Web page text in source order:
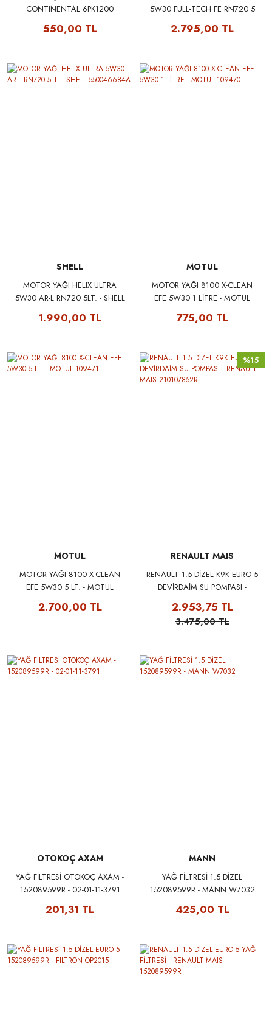
CONTINENTAL 6PK1200
550,00 TL
5W30 FULL-TECH FE RN720 5
2.795,00 TL
SHELL
MOTOR YAĞI HELIX ULTRA
5W30 AR-L RN720 5LT. - SHELL
1.990,00 TL
MOTUL
MOTOR YAĞI 8100 X-CLEAN
EFE 5W30 1 LİTRE - MOTUL
775,00 TL
MOTUL
MOTOR YAĞI 8100 X-CLEAN
EFE 5W30 5 LT. - MOTUL
2.700,00 TL
%15
RENAULT MAIS
RENAULT 1.5 DİZEL K9K EURO 5
DEVİRDAİM SU POMPASI -
2.953,75 TL
3.475,00 TL
OTOKOÇ AXAM
YAĞ FİLTRESİ OTOKOÇ AXAM -
152089599R - 02-01-11-3791
201,31 TL
MANN
YAĞ FİLTRESİ 1.5 DİZEL
152089599R - MANN W7032
425,00 TL